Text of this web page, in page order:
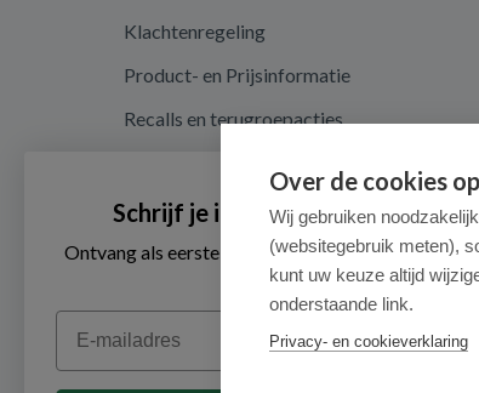
Klachtenregeling
Product- en Prijsinformatie
Recalls en terugroepacties
Privacy en cookieverklaring
Cookieverklaring
Over de cookies
Wij gebruiken
(websitegebruik meten),
kunt uw keuze altijd
onderstaande link.
Privacy- en cookieverklaring
Schrijf je in voor onze
Ontvang als eerste de beste aanbiedingen en
advies
Email